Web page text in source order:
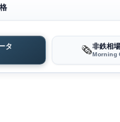
タ 🗞️非鉄相
Morning